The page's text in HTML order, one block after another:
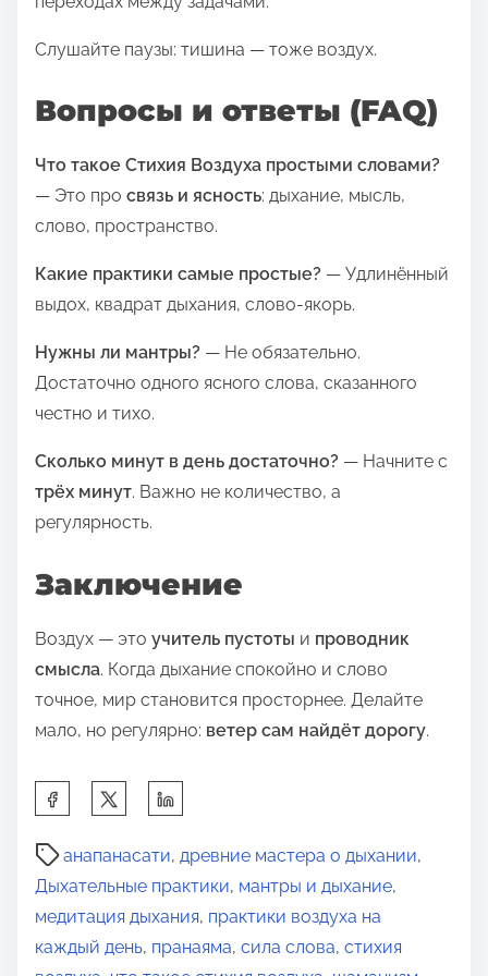
Слушайте паузы: тишина — тоже воздух.
Вопросы и ответы (FAQ)
Что такое Стихия Воздуха простыми словами?
— Это про связь и ясность: дыхание, мысль,
слово, пространство.
Какие практики самые простые? — Удлинённый
выдох, квадрат дыхания, слово‑якорь.
Нужны ли мантры? — Не обязательно.
Достаточно одного ясного слова, сказанного
честно и тихо.
Сколько минут в день достаточно? — Начните с
трёх минут. Важно не количество, а
регулярность.
Заключение
Воздух — это учитель пустоты и проводник
смысла. Когда дыхание спокойно и слово
точное, мир становится просторнее. Делайте
мало, но регулярно: ветер сам найдёт дорогу.
д
е
л
и
анапанасати, древние мастера о дыхании,
Дыхательные практики, мантры и дыхание,
медитация дыхания, практики воздуха на
каждый день, пранаяма, сила слова, стихия
В
р
е
м
я